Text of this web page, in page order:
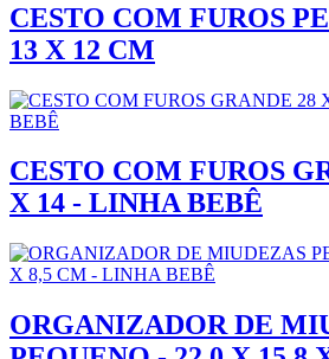
CESTO COM FUROS
13 X 12 CM
CESTO COM FUROS
X 14 - LINHA BEBÊ
ORGANIZADOR DE